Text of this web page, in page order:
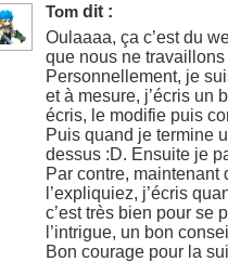
Tom dit :
Oulaaaa, ça c’est du
que nous ne
Personnellement, je
et à mesure, j’écris un
écris, le modifie puis
Puis quand je termine
dessus :D. Ensuite je
Par contre, maintenant
l’expliquiez, j’écris
c’est très bien pour se
l’intrigue, un bon
Bon courage pour la